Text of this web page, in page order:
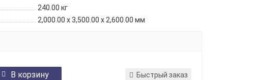
240.00 кг
2,000.00 x 3,500.00 x 2,600.00 мм
В корзину Быстрый заказ